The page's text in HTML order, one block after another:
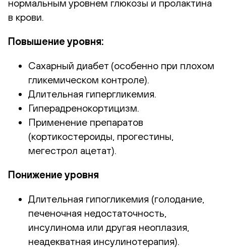
нормальным уровнем глюкозы и пролактина
в крови.
Повышение уровня:
Сахарный диабет (особенно при плохом
гликемическом контроле).
Длительная гипергликемия.
Гиперадренокортицизм.
Применение препаратов
(кортикостероиды, прогестины,
мегестрол ацетат).
Понижение уровня
Длительная гипогликемия (голодание,
печеночная недостаточность,
инсулинома или другая неоплазия,
неадекватная инсулинотерапия).